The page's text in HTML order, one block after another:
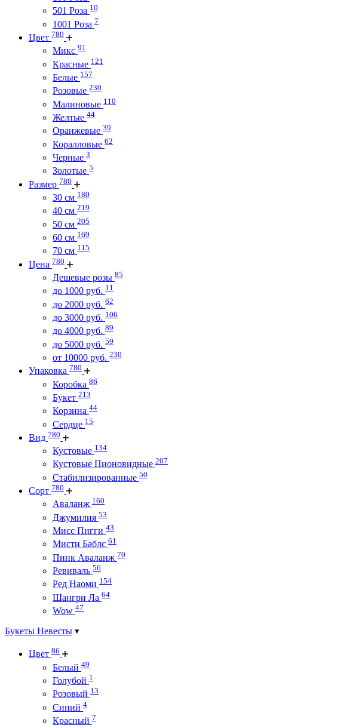
501 Роза 10
1001 Роза 7
Цвет 780
Микс 91
Красные 121
Белые 157
Розовые 230
Малиновые 110
Желтые 44
Оранжевые 39
Коралловые 62
Черные 3
Золотые 5
Размер 780
30 см 180
40 см 219
50 см 205
60 см 169
70 см 115
Цена 780
Дешевые розы 85
до 1000 руб. 11
до 2000 руб. 62
до 3000 руб. 106
до 4000 руб. 89
до 5000 руб. 59
от 10000 руб. 230
Упаковка 780
Коробка 86
Букет 213
Корзина 44
Сердце 15
Вид 780
Кустовые 134
Кустовые Пионовидные 207
Стабилизированные 50
Сорт 780
Аваланж 160
Джумилия 53
Мисс Пигги 43
Мисти Баблс 61
Пинк Аваланж 70
Ревиваль 56
Ред Наоми 154
Шангри Ла 64
Wow 47
Букеты Невесты
Цвет 86
Белый 49
Голубой 1
Розовый 13
Синий 4
Красный 7